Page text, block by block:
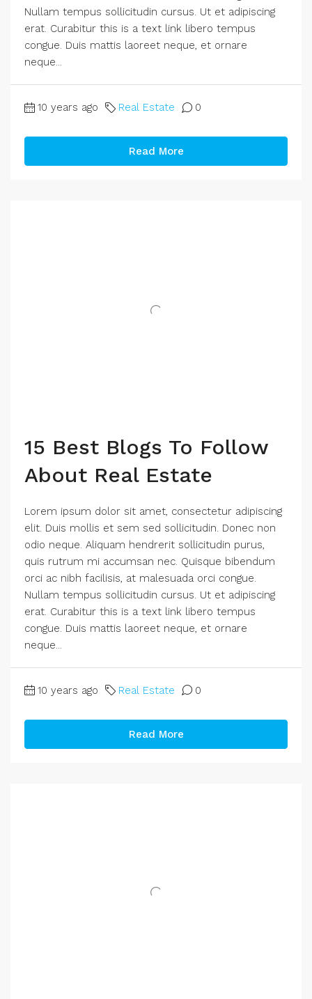
Nullam tempus sollicitudin cursus. Ut et adipiscing
erat. Curabitur this is a text link libero tempus
congue. Duis mattis laoreet neque, et ornare
neque...
10 years ago Real Estate 0
Read More
15 Best Blogs To Follow
About Real Estate
Lorem ipsum dolor sit amet, consectetur adipiscing
elit. Duis mollis et sem sed sollicitudin. Donec non
odio neque. Aliquam hendrerit sollicitudin purus,
quis rutrum mi accumsan nec. Quisque bibendum
orci ac nibh facilisis, at malesuada orci congue.
Nullam tempus sollicitudin cursus. Ut et adipiscing
erat. Curabitur this is a text link libero tempus
congue. Duis mattis laoreet neque, et ornare
neque...
10 years ago Real Estate 0
Read More